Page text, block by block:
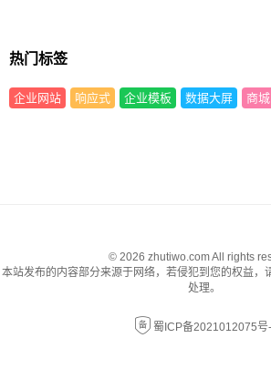
热门标签
企业网站 响应式 企业模板 数据大屏 商城
© 2026 zhutiwo.com All rights
本站发布的内容部分来源于网络，若侵犯到您的权益，
处理。
蜀ICP备2021012075号